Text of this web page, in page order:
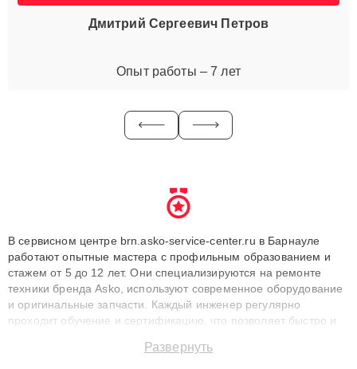
Дмитрий Сергеевич Петров
Опыт работы – 7 лет
В сервисном центре brn.asko-service-center.ru в Барнауле
работают опытные мастера с профильным образованием и
стажем от 5 до 12 лет. Они специализируются на ремонте
техники бренда Asko, используют современное оборудование
и оригинальные запчасти. Каждый инженер регулярно
проходит обучение и сертификацию, что позволяет быстро и
сохранением гарантии до 3 лет. Наши мастера решают
Развернуть